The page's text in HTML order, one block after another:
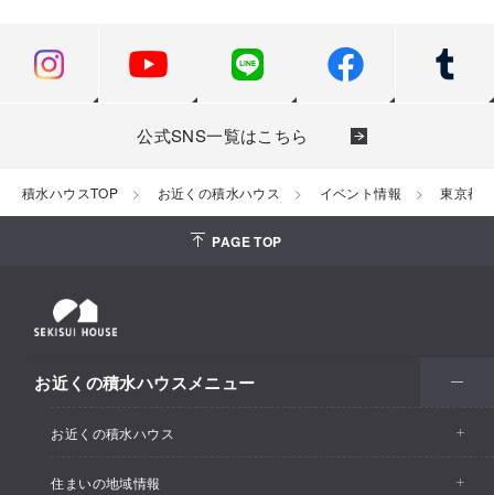
公式SNS一覧はこちら
積水ハウスTOP お近くの積水ハウス イベント情報 東京都
PAGE TOP
お近くの積水ハウスメニュー
お近くの積水ハウス
お近くの積水ハウストップ
住まいの地域情報